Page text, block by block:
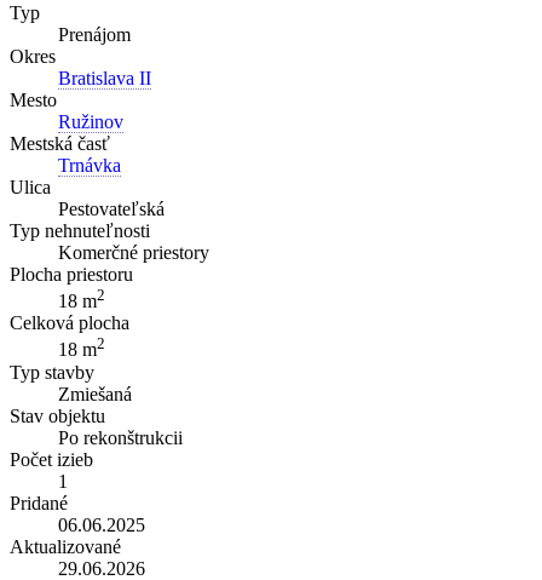
Typ
Prenájom
Okres
Bratislava II
Mesto
Ružinov
Mestská časť
Trnávka
Ulica
Pestovateľská
Typ nehnuteľnosti
Komerčné priestory
Plocha priestoru
18 m2
Celková plocha
18 m2
Typ stavby
Zmiešaná
Stav objektu
Po rekonštrukcii
Počet izieb
1
Pridané
06.06.2025
Aktualizované
29.06.2026